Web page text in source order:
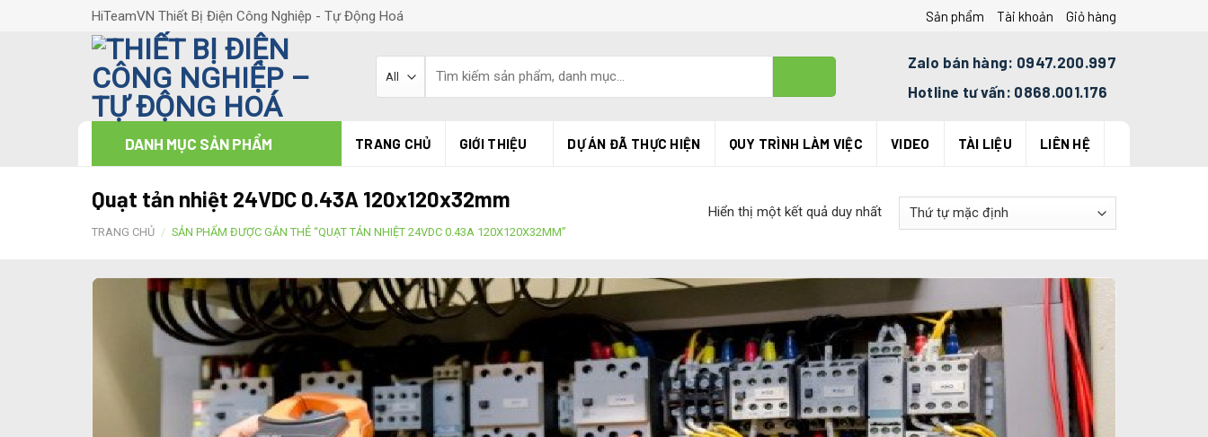
HiTeamVN Thiết Bị Điện Công Nghiệp - Tự Động Hoá Sản phẩm Tài khoản Giỏ hàng
Zalo bán hàng: 0947.200.997
Hotline tư vấn: 0868.001.176
DANH MỤC SẢN PHẨM TRANG CHỦ GIỚI THIỆU DỰ ÁN ĐÃ THỰC HIỆN QUY TRÌNH LÀM VIỆC VIDEO TÀI LIỆU LIÊN HỆ
Quạt tản nhiệt 24VDC 0.43A 120x120x32mm
TRANG CHỦ / SẢN PHẨM ĐƯỢC GẮN THẺ “QUẠT TẢN NHIỆT 24VDC 0.43A 120X120X32MM”
Hiển thị một kết quả duy nhất